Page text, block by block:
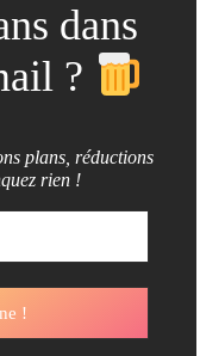
dans
?
plans, réductions
rien !